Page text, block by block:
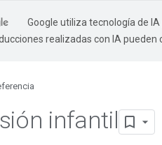
Google utiliza tecnología de
realizadas con IA pueden
infantil